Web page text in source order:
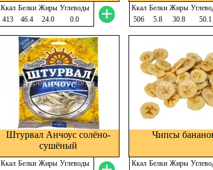
Ккал Белки Жиры Углеводы
413
46.4 24.0 0.0
Ккал Белки Жиры
506
5.8 30.8 50.1
Штурвал Анчоус солёно-
сушёный
Ккал Белки Жиры Углеводы
Чипсы
Ккал Белки Жиры